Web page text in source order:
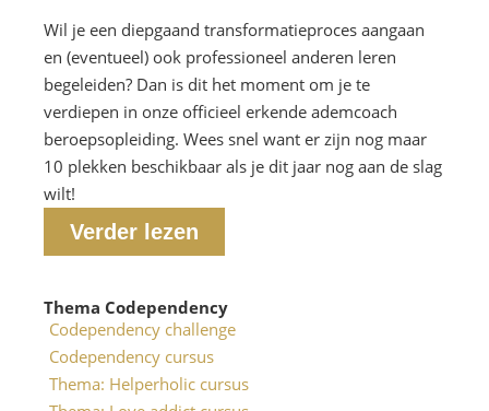
Wil je een diepgaand transformatieproces aangaan
en (eventueel) ook professioneel anderen leren
begeleiden? Dan is dit het moment om je te
verdiepen in onze officieel erkende ademcoach
beroepsopleiding. Wees snel want er zijn nog maar
10 plekken beschikbaar als je dit jaar nog aan de slag
wilt!
Verder lezen
Thema Codependency
Codependency challenge
Codependency cursus
Thema: Helperholic cursus